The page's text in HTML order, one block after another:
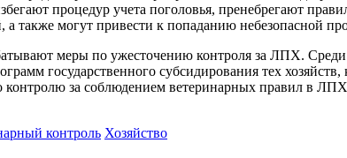
процедур учета поголовья, пренебрегают
а также могут привести к попаданию небезопасной
меры по ужесточению контроля за ЛПХ.
государственного субсидирования тех
за соблюдением ветеринарных правил в ЛПХ
контроль Хозяйство